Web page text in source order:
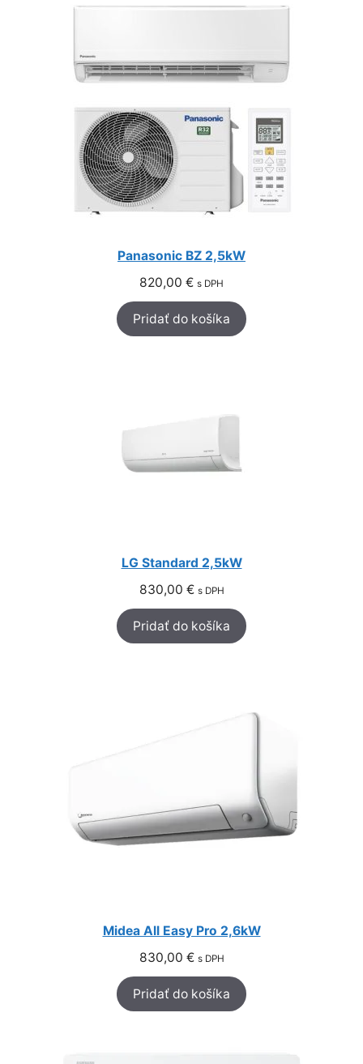
Panasonic BZ 2,5kW
820,00 € s DPH
Pridať do košíka
LG Standard 2,5kW
830,00 € s DPH
Pridať do košíka
Midea All Easy Pro 2,6kW
830,00 € s DPH
Pridať do košíka